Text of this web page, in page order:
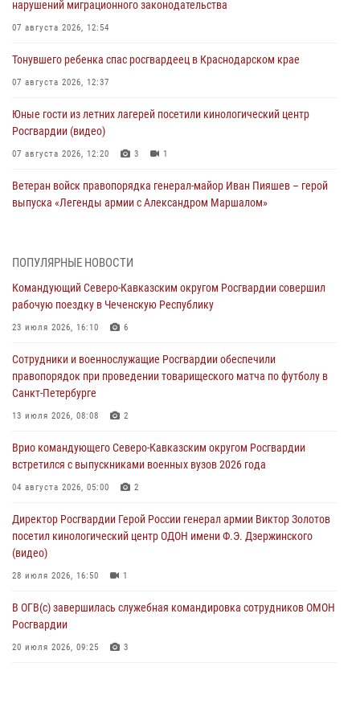
нарушений миграционного законодательства
07 августа 2026, 12:54
Тонувшего ребенка спас росгвардеец в Краснодарском крае
07 августа 2026, 12:37
Юные гости из летних лагерей посетили кинологический центр
Росгвардии (видео)
07 августа 2026, 12:20 3 1
Ветеран войск правопорядка генерал-майор Иван Пияшев – герой
выпуска «Легенды армии с Александром Маршалом»
Представители ФСБ России по Уральскому округу Росгвардии и
Кузнецова
07 августа 2026, 12:00
Смольного собора в Санкт-Петербурге (видео)
07 августа 2026, 11:34
В Курске росгвардейцы провели занятие по основам
07 августа 2026, 11:33
Рэпер ST посетил раненых росгвардейцев в Главном военном
07 августа 2026, 11:18
ПОПУЛЯРНЫЕ НОВОСТИ
Командующий Северо-Кавказским округом Росгвардии совершил
рабочую поездку в Чеченскую Республику
23 июля 2026, 16:10 6
Сотрудники и военнослужащие Росгвардии обеспечили
правопорядок при проведении товарищеского матча по футболу в
Санкт-Петербурге
13 июля 2026, 08:08 2
Врио командующего Северо-Кавказским округом Росгвардии
встретился с выпускниками военных вузов 2026 года
04 августа 2026, 05:00 2
Директор Росгвардии Герой России генерал армии Виктор Золотов
посетил кинологический центр ОДОН имени Ф.Э. Дзержинского
(видео)
28 июля 2026, 16:50 1
В ОГВ(с) завершилась служебная командировка сотрудников ОМОН
Росгвардии
20 июля 2026, 09:25 3